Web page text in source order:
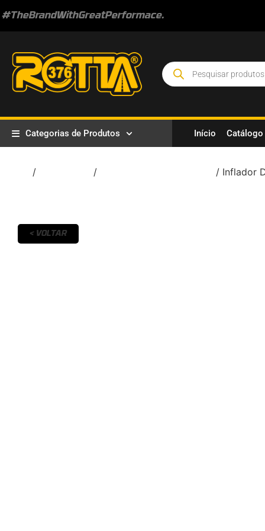
#TheBrandWithGreatPerformace.
Categorias de Produtos Início Catálogo
/ / / Inflador
< VOLTAR